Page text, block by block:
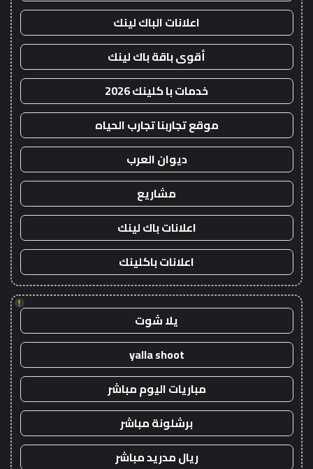
اعلانات الباك لينك
أقوى باقة باك لينك
خدمات با كلينك 2026
موقع تجاربنا تجارب الحياه
ديوان العرب
مشاريع
اعلانات باك لينك
اعلانات باكلينك
!
يلا شوت
yalla shoot
مباريات اليوم مباشر
برشلونة مباشر
ريال مدريد مباشر